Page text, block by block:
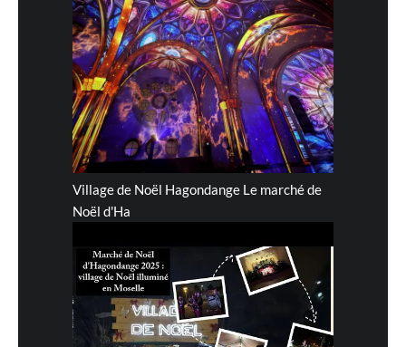
Village de Noël Hagondange Le marché de
Noël d'Ha